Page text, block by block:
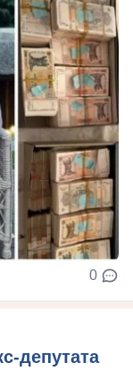
0
депутата